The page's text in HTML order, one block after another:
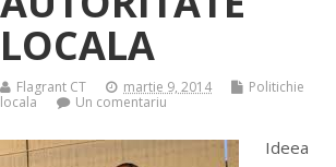
LOCALA
Flagrant CT martie 9, 2014
Politichie
locala
Un comentariu
Ideea